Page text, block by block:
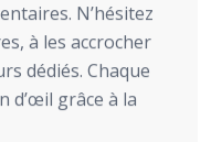
N’hésitez
à les accrocher
dédiés. Chaque
d’œil grâce à la